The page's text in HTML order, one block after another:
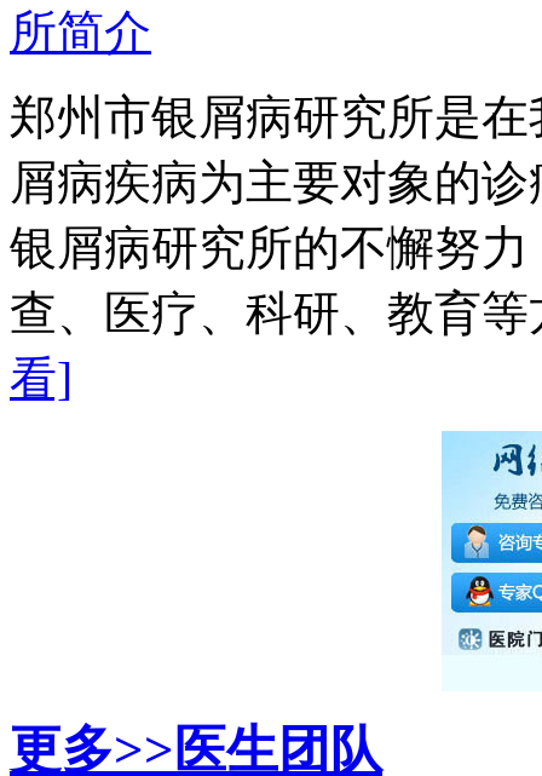
郑州市银屑病研究所是
屑病疾病为主要对象的
银屑病研究所的不懈努
查、医疗、科研、教育
看]
更多>>医生团队